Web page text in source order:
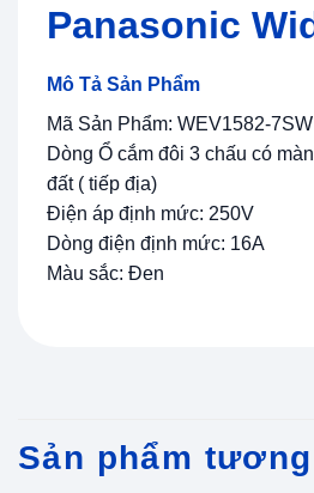
Panasonic
Mô Tả Sản Phẩm
Mã Sản Phẩm: WEV1582-
Dòng Ổ cắm đôi 3 chấu có
đất ( tiếp địa)
Điện áp định mức: 250V
Dòng điện định mức: 16A
Màu sắc: Đen
Sản phẩm